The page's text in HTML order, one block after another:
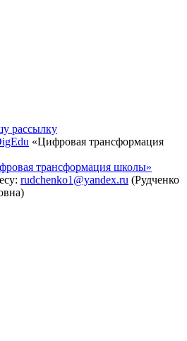
рассылку
«Цифровая трансформация
трансформация школы»
rudchenko1@yandex.ru (Рудченко